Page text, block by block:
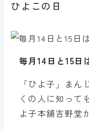
ひよこの日
毎月14日と15日
「ひよ子」ま
くの人に知って
よ子本舗吉野堂